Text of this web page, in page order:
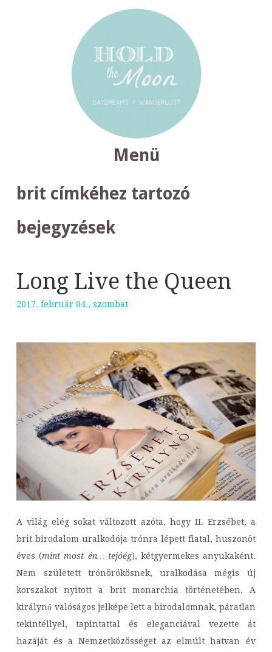
Menü
Abrit címkéhez tartozó
bejegyzések
Long Live the Queen
2017. február 04., szombat
A világ elég sokat változott azóta, hogy II. Erzsébet, a
brit birodalom uralkodója trónra lépett fiatal, huszonöt
éves (mint most én… tejóég), kétgyermekes anyukaként.
Nem született trónörökösnek, uralkodása mégis új
korszakot nyitott a brit monarchia történetében. A
királynő valóságos jelképe lett a birodalomnak, páratlan
tekintéllyel, tapintattal és eleganciával vezette át
hazáját és a Nemzetközösséget az elmúlt hatvan év